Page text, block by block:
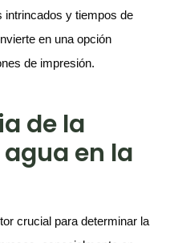
intrincados y tiempos de
en una opción
de impresión.
de la
en la
crucial para determinar la